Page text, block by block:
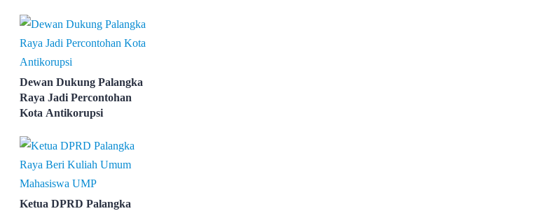
Dewan Dukung Palangka
Raya Jadi Percontohan
Kota Antikorupsi
Ketua DPRD Palangka